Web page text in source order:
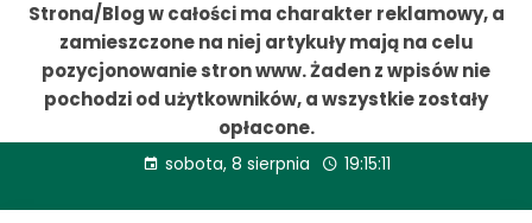
Strona/Blog w całości ma charakter reklamowy, a
zamieszczone na niej artykuły mają na celu
pozycjonowanie stron www. Żaden z wpisów nie
pochodzi od użytkowników, a wszystkie zostały
opłacone.
treści
sobota, 8 sierpnia 19:15:11